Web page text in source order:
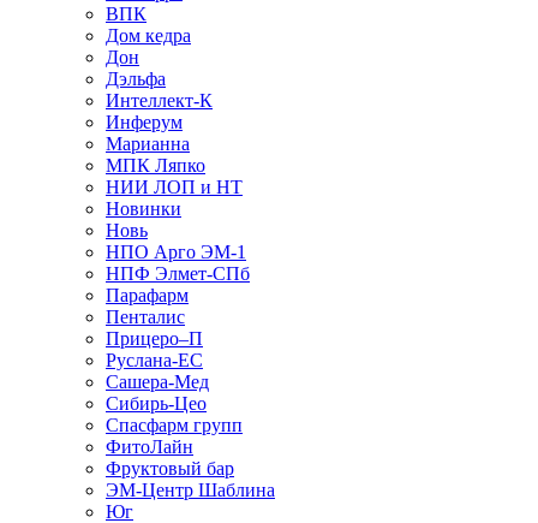
ВПК
Дом кедра
Дон
Дэльфа
Интеллект-К
Инферум
Марианна
МПК Ляпко
НИИ ЛОП и НТ
Новинки
Новь
НПО Арго ЭМ-1
НПФ Элмет-СПб
Парафарм
Пенталис
Прицеро–П
Руслана-ЕС
Сашера-Мед
Сибирь-Цео
Спасфарм групп
ФитоЛайн
Фруктовый бар
ЭМ-Центр Шаблина
Юг